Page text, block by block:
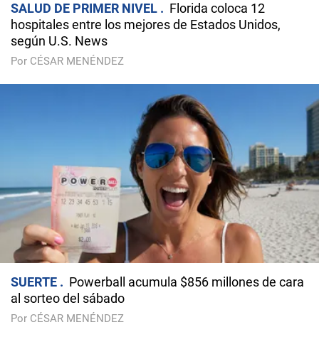
SALUD DE PRIMER NIVEL
Florida coloca 12
hospitales entre los mejores de Estados Unidos,
según U.S. News
Por CÉSAR MENÉNDEZ
SUERTE
Powerball acumula $856 millones de cara
al sorteo del sábado
Por CÉSAR MENÉNDEZ